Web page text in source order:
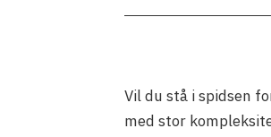
Vil du stå i spidsen
med stor